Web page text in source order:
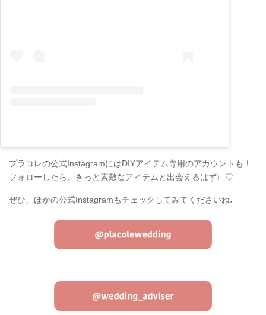
プラコレの公式InstagramにはDIYアイテム専用のアカウントも！
フォローしたら、きっと素敵なアイテムと出会えるはず♩♡
ぜひ、ほかの公式Instagramもチェックしてみてくださいね♩